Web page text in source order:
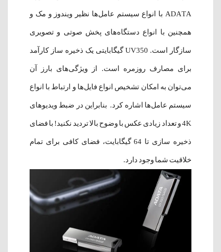
ADATA با انواع سیستم‌ عامل‌ها نظیر ویندوز و مک و
همچنین با انواع دستگاه‌های پخش صوتی و تصویری
سازگار است. UV350 گیگابایتی یک ذخیره ساز کارآمد
برای مصارف روزمره است. از ویژگی‌های بارز آن
می‌توان به امکان تشخیص انواع فایل‌ها و ارتباط با انواع
سیستم‌ عامل‌ها اشاره کرد. بنابراین در ضبط ویدیوهای
4K و تعداد زیادی عکس با وضوح بالا تردید نکنید! با فضای
ذخیره سازی تا 64 گیگابایت، فضای کافی برای تمام
خلاقیت شما وجود دارد.